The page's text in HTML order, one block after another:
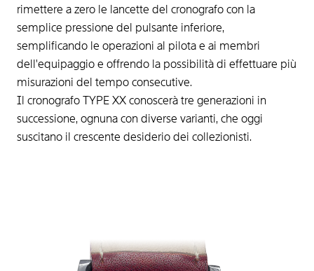
rimettere a zero le lancette del cronografo con la
semplice pressione del pulsante inferiore,
semplificando le operazioni al pilota e ai membri
dell'equipaggio e offrendo la possibilità di effettuare più
misurazioni del tempo consecutive.
Il cronografo TYPE XX conoscerà tre generazioni in
successione, ognuna con diverse varianti, che oggi
suscitano il crescente desiderio dei collezionisti.